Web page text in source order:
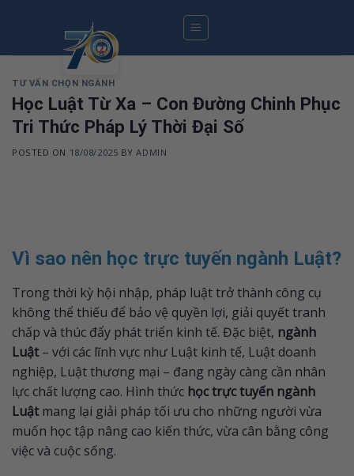
TƯ VẤN CHỌN NGÀNH
Học Luật Từ Xa – Con Đường Chinh Phục
Tri Thức Pháp Lý Thời Đại Số
POSTED ON 18/08/2025 BYADMIN
Vì sao nên học trực tuyến ngành Luật?
Trong thời kỳ hội nhập, pháp luật trở thành công cụ
không thể thiếu để bảo vệ quyền lợi, giải quyết tranh
chấp và thúc đẩy phát triển kinh tế. Đặc biệt, ngành
Luật– với các lĩnh vực như Luật kinh tế, Luật doanh
nghiệp, Luật thương mại – đang ngày càng cần nhân
lực chất lượng cao. Hình thức học trực tuyến ngành
Luậtmang lại giải pháp tối ưu cho những người vừa
muốn học tập nâng cao kiến thức, vừa cân bằng công
việc và cuộc sống.